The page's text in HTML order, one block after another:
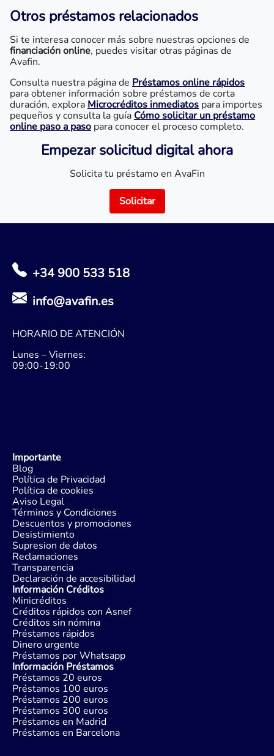
Otros préstamos relacionados
Si te interesa conocer más sobre nuestras opciones de
financiación online, puedes visitar otras páginas de
Avafin.
Consulta nuestra página de Préstamos online rápidos
para obtener información sobre préstamos de corta
duración, explora Microcréditos inmediatos para importes
pequeños y consulta la guía Cómo solicitar un préstamo
online paso a paso para conocer el proceso completo.
Empezar solicitud digital ahora
Solicita tu préstamo en AvaFin
Solicitar
+34 900 533 518
info@avafin.es
HORARIO DE ATENCIÓN
Lunes – Viernes:
09:00-19:00
Importante
Blog
Política de Privacidad
Política de cookies
Aviso Legal
Términos y Condiciones
Descuentos y promociones
Desistimiento
Supresion de datos
Reclamaciones
Transparencia
Declaración de accesibilidad
Información Créditos
Minicréditos
Créditos rápidos con Asnef
Créditos sin nómina
Préstamos rápidos
Dinero urgente
Préstamos por Whatsapp
Información Préstamos
Préstamos 20 euros
Préstamos 100 euros
Préstamos 200 euros
Préstamos 300 euros
Préstamos en Madrid
Préstamos en Barcelona